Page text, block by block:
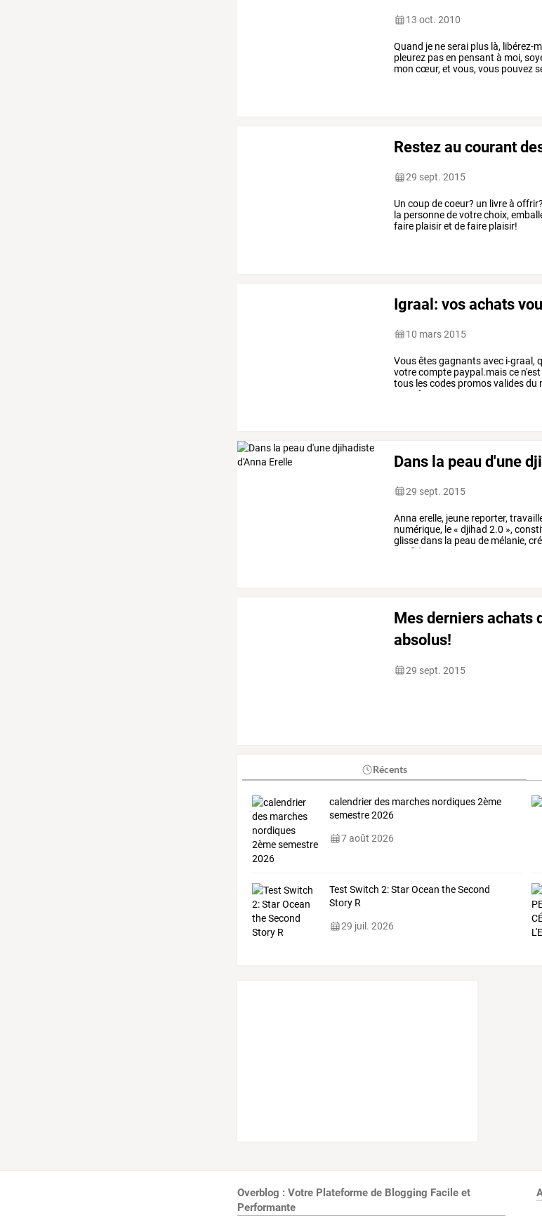
13 oct. 2010
Quand je neserai plus là, libérez-
pleurez pasen pensant à moi,
mon cœur,et vous,vous pouvez
remercie
Restez au courant
29 sept. 2015
Un coup de coeur? un livre à
la personne de votre choix,
faire plaisir et de faire plaisir!
Igraal: vos achats
10 mars 2015
Vousêtesgagnantsavec i-graal,
votrecompte paypal.maisce n'est
tous lescodes promosvalidesdu
êtes convaincus?
Dans la peau d'une
29 sept. 2015
Anna erelle, jeune reporter,
numérique, le« djihad 2.0 »,
glissedans la peau de mélanie,
confidences
Mes derniers achats
absolus!
29 sept. 2015
Récents
calendrier des marches nordiques 2ème
semestre 2026
7 août 2026
Test Switch 2: Star Ocean the Second
Story R
29 juil. 2026
Overblog : Votre Plateforme de Blogging Facile et
Performante